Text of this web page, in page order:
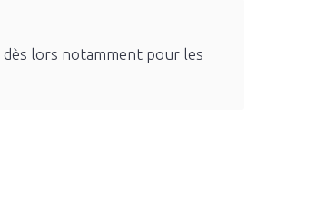
lors notamment pour les